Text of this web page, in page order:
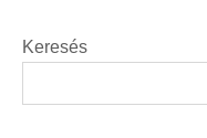
Keresés